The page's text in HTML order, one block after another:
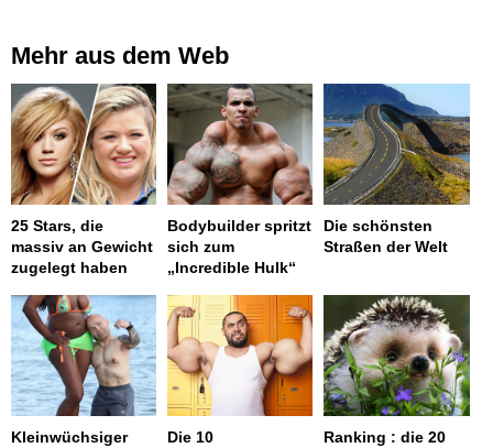
Mehr aus dem Web
25 Stars, die
massiv an Gewicht
zugelegt haben
Bodybuilder spritzt
sich zum
„Incredible Hulk“
Die schönsten
Straßen der Welt
Kleinwüchsiger
Die 10
Ranking : die 20